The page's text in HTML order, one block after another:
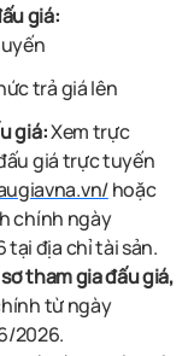
giá:
trả giá lên
giá:Xem trực
giá trực tuyến
hoặc
chính ngày
địa chỉ tài sản.
tham gia đấu giá,
từ ngày
2026.